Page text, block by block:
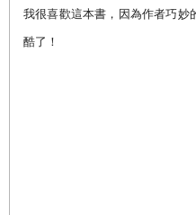
我很喜歡這本書，因為作者巧妙
酷了！